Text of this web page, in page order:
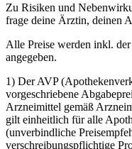
Zu Risiken und
frage deine Ärztin, deinen
Alle Preise werden inkl.
angegeben.
1) Der AVP
vorgeschriebene
Arzneimittel gemäß
gilt einheitlich für alle
(unverbindliche
verschreibungspflichtige